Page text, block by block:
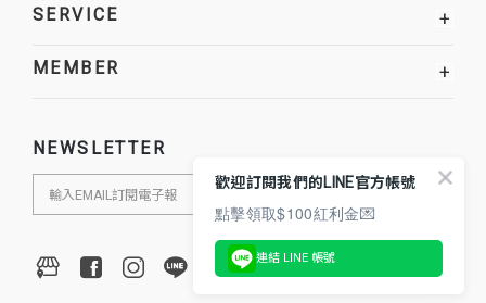
SERVICE +
MEMBER +
NEWSLETTER
歡迎訂閱我們的LINE官方帳號
點擊領取$100紅利金💌
連結 LINE 帳號